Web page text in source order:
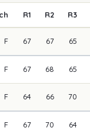
R1 R2 R3
F 67 67 65
F 67 68 65
F 64 66 70
F 67 70 64